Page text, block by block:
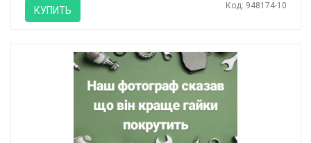
КУПИТЬ Код: 948174-10